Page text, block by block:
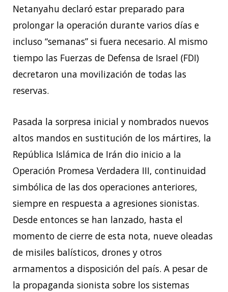
Netanyahu declaró estar preparado para
prolongar la operación durante varios días e
incluso “semanas” si fuera necesario. Al mismo
tiempo las Fuerzas de Defensa de Israel (FDI)
decretaron una movilización de todas las
reservas.
Pasada la sorpresa inicial y nombrados nuevos
altos mandos en sustitución de los mártires, la
República Islámica de Irán dio inicio a la
Operación Promesa Verdadera III, continuidad
simbólica de las dos operaciones anteriores,
siempre en respuesta a agresiones sionistas.
Desde entonces se han lanzado, hasta el
momento de cierre de esta nota, nueve oleadas
de misiles balísticos, drones y otros
armamentos a disposición del país. A pesar de
la propaganda sionista sobre los sistemas